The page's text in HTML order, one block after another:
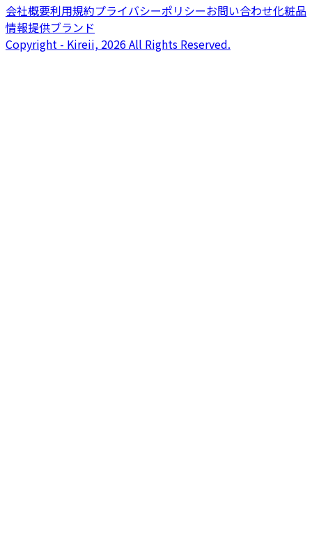
会社概要利用規約プライバシーポリシーお問い合わせ化粧品
情報提供ブランド
Copyright - Kireii, 2026 All Rights Reserved.